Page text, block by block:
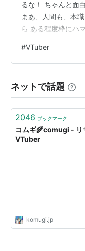
るな！ ちゃんと面
まあ、人間も、本
ら ある程度枠にハ
ってもらおうかな
命的欠陥はあるけ
なんだその神々の遊
#VTuber
ネットで話題
2046 ブックマーク
コムギ🌾comugi - リ
VTuber
komugi.jp